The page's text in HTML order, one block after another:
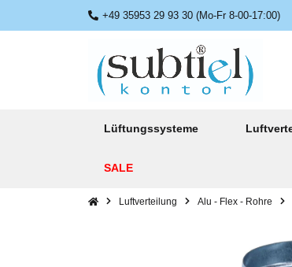
+49 35953 29 93 30 (Mo-Fr 8-00-17:00)
Lüftungssysteme
SALE
Luftverteilung Alu - Flex - Rohre